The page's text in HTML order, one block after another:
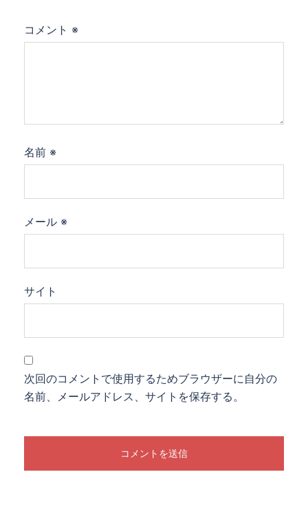
コメント ※
名前 ※
メール ※
サイト
次回のコメントで使用するためブラウザーに自分の
名前、メールアドレス、サイトを保存する。